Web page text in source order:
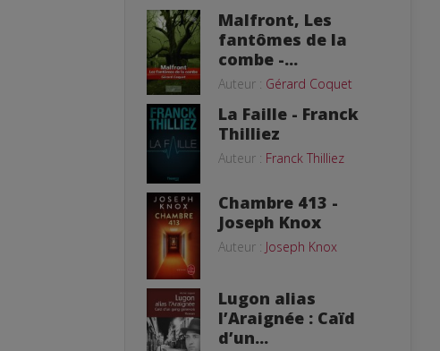
Malfront, Les
fantômes de la
combe -...
Auteur : Gérard Coquet
La Faille - Franck
Thilliez
Auteur : Franck Thilliez
Chambre 413 -
Joseph Knox
Auteur : Joseph Knox
Lugon alias
l’Araignée : Caïd
d’un...